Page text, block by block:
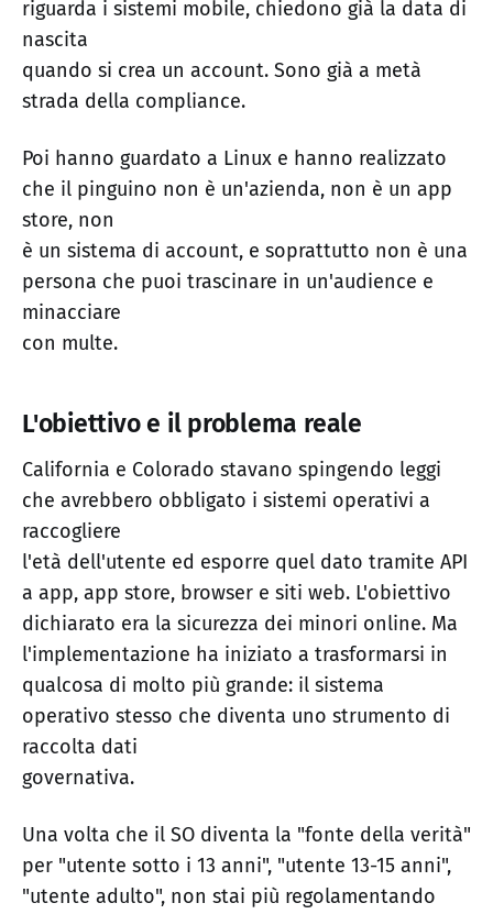
riguarda i sistemi mobile, chiedono già la data di
nascita
quando si crea un account. Sono già a metà
strada della compliance.
Poi hanno guardato a Linux e hanno realizzato
che il pinguino non è un'azienda, non è un app
store, non
è un sistema di account, e soprattutto non è una
persona che puoi trascinare in un'audience e
minacciare
con multe.
L'obiettivo e il problema reale
California e Colorado stavano spingendo leggi
che avrebbero obbligato i sistemi operativi a
raccogliere
l'età dell'utente ed esporre quel dato tramite API
a app, app store, browser e siti web. L'obiettivo
dichiarato era la sicurezza dei minori online. Ma
l'implementazione ha iniziato a trasformarsi in
qualcosa di molto più grande: il sistema
operativo stesso che diventa uno strumento di
raccolta dati
governativa.
Una volta che il SO diventa la "fonte della verità"
per "utente sotto i 13 anni", "utente 13-15 anni",
"utente adulto", non stai più regolamentando